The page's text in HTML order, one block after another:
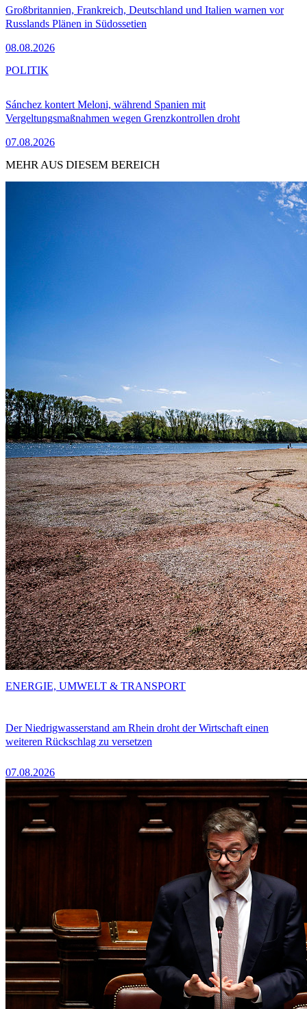
Großbritannien, Frankreich, Deutschland und Italien warnen vor
Russlands Plänen in Südossetien
08.08.2026
Sánchez kontert Meloni, während Spanien mit
Vergeltungsmaßnahmen wegen Grenzkontrollen droht
07.08.2026
POLITIK
MEHR AUS DIESEM BEREICH
Der Niedrigwasserstand am Rhein droht der Wirtschaft einen
weiteren Rückschlag zu versetzen
07.08.2026
ENERGIE, UMWELT & TRANSPORT